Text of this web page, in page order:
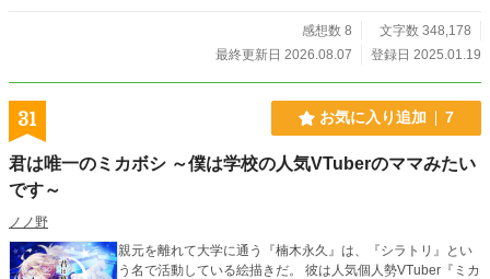
が大勢に好かれています。 ※嫌われ(?)→愛されですが、全員
が従者を愛すわけではありません。 ※呪いとかが平然と存在
いただけますと幸いです。 いいねやコメントは頂けましたら
感想数 8
文字数 348,178
最終更新日 2026.08.07
登録日 2025.01.19
31 お気に入り追加 7
君は唯一のミカボシ ～僕は学校の人気VTuberのママみたい
です～
ノノ野
親元を離れて大学に通う『楠木永久』は、『シラトリ』とい
う名で活動している絵描きだ。 彼は人気個人勢VTuber『ミカ